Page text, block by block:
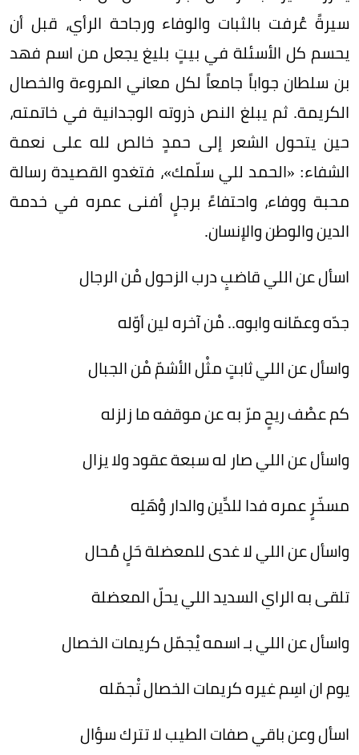
سيرةً عُرفت بالثبات والوفاء ورجاحة الرأي، قبل أن
يحسم كل الأسئلة في بيتٍ بليغ يجعل من اسم فهد
بن سلطان جواباً جامعاً لكل معاني المروءة والخصال
الكريمة. ثم يبلغ النص ذروته الوجدانية في خاتمته،
حين يتحول الشعر إلى حمدٍ خالص لله على نعمة
الشفاء: «الحمد للي سلّمك»، فتغدو القصيدة رسالة
محبة ووفاء، واحتفاءً برجلٍ أفنى عمره في خدمة
الدين والوطن والإنسان.
اسأل عن اللي قاضبٍ درب الزحول مْن الرجال
جدّه وعمّانه وابوه.. مْن آخره لين أوّله
واسأل عن اللي ثابتٍ مثْل الأشمّ مْن الجبال
كم عصْف ريحٍ مرّ به عن موقفه ما زلزله
واسأل عن اللي صار له سبعة عقود ولا يزال
مسخّرٍ عمره فدا للدِّين والدار وْهَلِه
واسأل عن اللي لا غدى للمعضلة حَلٍ مُحال
تلقى به الراي السديد اللي يحلّ المعضلة
واسأل عن اللي بـ اسمه يْجمّل كريمات الخصال
يوم ان اسِم غيره كريمات الخصال تْجمّله
اسأل وعن باقي صفات الطيب لا تترك سؤال